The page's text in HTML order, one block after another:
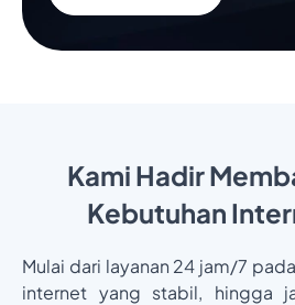
Kami Hadir
Kebutuhan
Mulai dari layanan 24 jam/7
internet yang stabil, hingga